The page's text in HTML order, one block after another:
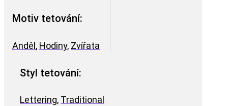
Motiv tetování:
Anděl , Hodiny, Zvířata
Styl tetování:
Lettering, Traditional